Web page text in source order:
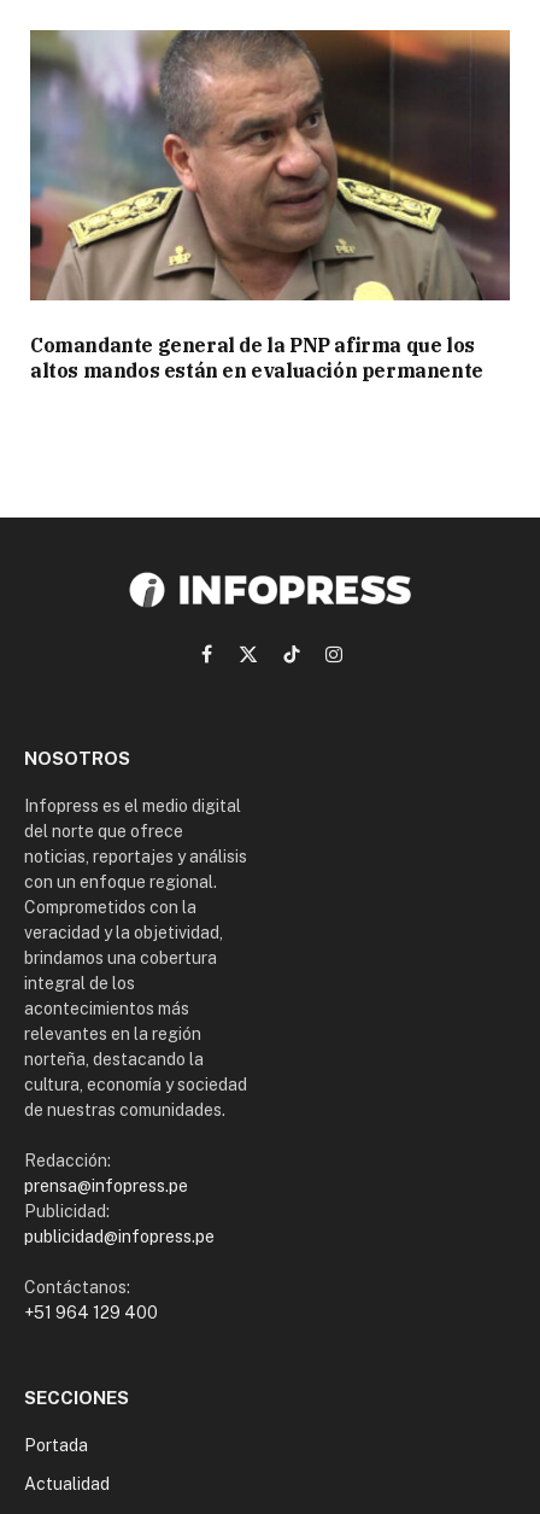
Comandante general de la PNP afirma que los
altos mandos están en evaluación permanente
Facebook
X
TikTokInstagram
NOSOTROS
Infopress es el medio digital
del norte que ofrece
noticias, reportajes y análisis
con un enfoque regional.
Comprometidos con la
veracidad y la objetividad,
brindamos una cobertura
integral de los
acontecimientos más
relevantes en la región
norteña, destacando la
cultura, economía y sociedad
de nuestras comunidades.
Redacción:
prensa@infopress.pe
Publicidad:
publicidad@infopress.pe
Contáctanos:
+51 964 129 400
SECCIONES
Portada
Actualidad